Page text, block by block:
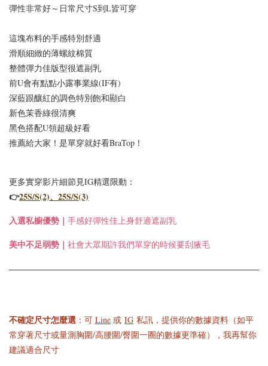
彈性非常好～ 日常尺寸S到L皆可穿
這塊布料的手感特別舒適
滑順細緻的薄螺紋棉質
整體彈力佳版型很遮副乳
前U會有點點小露事業線(IF有)
深藍跟釀紅的調色特別飽和顯白
新色茉香綠很清爽
黑色搭配U領超級好看
推薦給大家！是單穿就好看BraTop！
更多實穿影片細節 見IG精選限動：
👉25S/S(2)、25S/S(3)
入選私櫥優勢｜ 手感好彈性佳上身舒適遮副乳
美中不足弱勢｜ 社會大眾期許我們單穿的時候要刮腋毛
不確定尺寸怎麼選 ：可 Line 或 IG 私訊，提供你的數據資料（如平
常穿著尺寸或量測胸圍/高腰圍/臀圍一圈的數據更準確），我再幫你
建議適合尺寸